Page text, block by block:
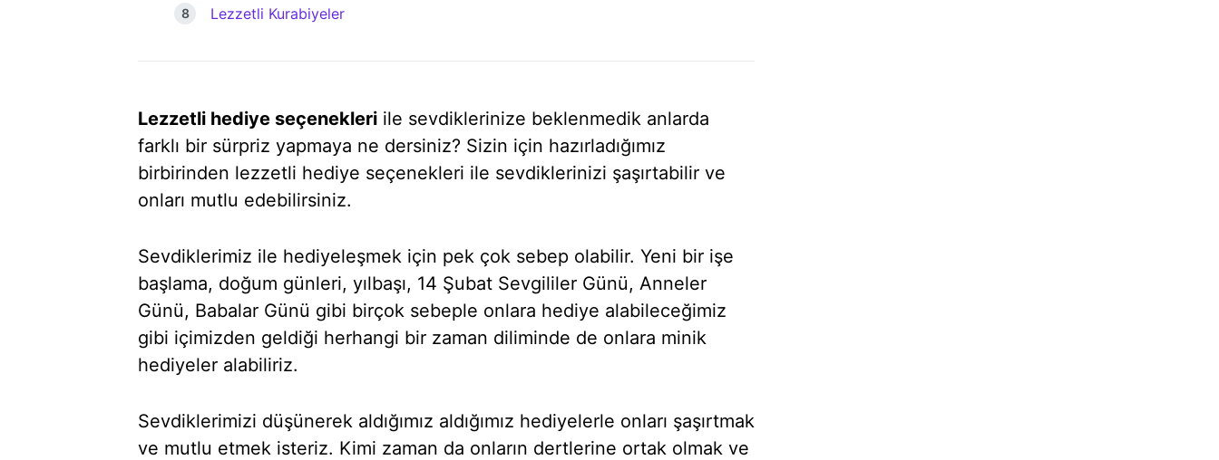
Lezzetli Kurabiyeler
Lezzetli hediye seçenekleri ile sevdiklerinize beklenmedik anlarda
farklı bir sürpriz yapmaya ne dersiniz? Sizin için hazırladığımız
birbirinden lezzetli hediye seçenekleri ile sevdiklerinizi şaşırtabilir ve
onları mutlu edebilirsiniz.
Sevdiklerimiz ile hediyeleşmek için pek çok sebep olabilir. Yeni bir işe
başlama, doğum günleri, yılbaşı, 14 Şubat Sevgililer Günü, Anneler
Günü, Babalar Günü gibi birçok sebeple onlara hediye alabileceğimiz
gibi içimizden geldiği herhangi bir zaman diliminde de onlara minik
hediyeler alabiliriz.
Sevdiklerimizi düşünerek aldığımız aldığımız hediyelerle onları şaşırtmak
ve mutlu etmek isteriz. Kimi zaman da onların dertlerine ortak olmak ve